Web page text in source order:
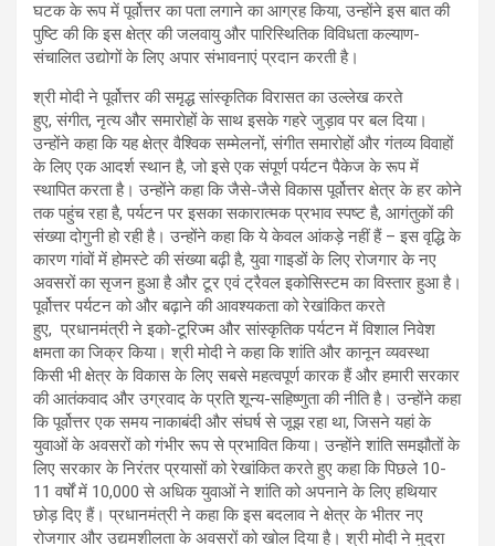
घटक के रूप में पूर्वोत्तर का पता लगाने का आग्रह किया, उन्होंने इस बात की
पुष्टि की कि इस क्षेत्र की जलवायु और पारिस्थितिक विविधता कल्याण-
संचालित उद्योगों के लिए अपार संभावनाएं प्रदान करती है।
श्री मोदी ने पूर्वोत्तर की समृद्ध सांस्कृतिक विरासत का उल्लेख करते
हुए, संगीत, नृत्य और समारोहों के साथ इसके गहरे जुड़ाव पर बल दिया।
उन्होंने कहा कि यह क्षेत्र वैश्विक सम्मेलनों, संगीत समारोहों और गंतव्य विवाहों
के लिए एक आदर्श स्थान है, जो इसे एक संपूर्ण पर्यटन पैकेज के रूप में
स्थापित करता है। उन्होंने कहा कि जैसे-जैसे विकास पूर्वोत्तर क्षेत्र के हर कोने
तक पहुंच रहा है, पर्यटन पर इसका सकारात्मक प्रभाव स्पष्ट है, आगंतुकों की
संख्या दोगुनी हो रही है। उन्होंने कहा कि ये केवल आंकड़े नहीं हैं – इस वृद्धि के
कारण गांवों में होमस्टे की संख्या बढ़ी है, युवा गाइडों के लिए रोजगार के नए
अवसरों का सृजन हुआ है और टूर एवं ट्रैवल इकोसिस्टम का विस्तार हुआ है।
पूर्वोत्तर पर्यटन को और बढ़ाने की आवश्यकता को रेखांकित करते
हुए, प्रधानमंत्री ने इको-टूरिज्म और सांस्कृतिक पर्यटन में विशाल निवेश
क्षमता का जिक्र किया। श्री मोदी ने कहा कि शांति और कानून व्यवस्था
किसी भी क्षेत्र के विकास के लिए सबसे महत्वपूर्ण कारक हैं और हमारी सरकार
की आतंकवाद और उग्रवाद के प्रति शून्य-सहिष्णुता की नीति है। उन्होंने कहा
कि पूर्वोत्तर एक समय नाकाबंदी और संघर्ष से जूझ रहा था, जिसने यहां के
युवाओं के अवसरों को गंभीर रूप से प्रभावित किया। उन्होंने शांति समझौतों के
लिए सरकार के निरंतर प्रयासों को रेखांकित करते हुए कहा कि पिछले 10-
11 वर्षों में 10,000 से अधिक युवाओं ने शांति को अपनाने के लिए हथियार
छोड़ दिए हैं। प्रधानमंत्री ने कहा कि इस बदलाव ने क्षेत्र के भीतर नए
रोजगार और उद्यमशीलता के अवसरों को खोल दिया है। श्री मोदी ने मुद्रा